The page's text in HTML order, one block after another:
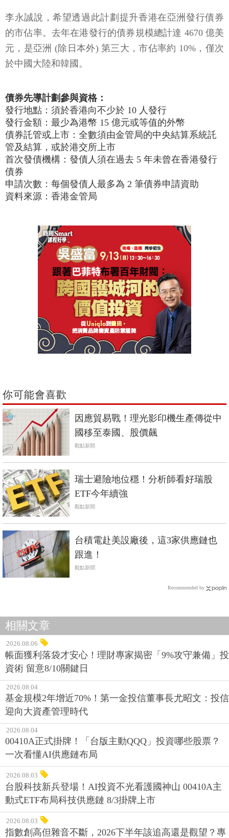
李永誠說，希望透過此計劃提升香港在亞洲發行債券
的市佔率。去年在港發行的債券規模總計達 4670 億美
元，是亞洲 (除日本外) 第三大，市佔率約 10%，僅次
於中國大陸和韓國。
債券先導計劃參與資格：
發行地點：須於香港向不少於 10 人發行
發行金額：最少為港幣 15 億元或等值的外幣
債券託管或上市：全數須由金管局的中央結算系統託
管及結算，或於港交所上市
首次發債機構：發債人須在過去 5 年未曾在香港發行
債券
申請次數：每個發債人最多為 2 筆債券申請資助
資料來源：香港金管局
你可能會喜歡
因應貿易戰！理光影印機生產傳從中
國移至泰國、股價飆
觀點新聞
瑞士避險地位穩！分析師看好瑞股
ETF今年續強
觀點新聞
台積電赴美設廠後，這3家供應鏈也
跟進！
觀點新聞
Recommended by
相關文章
2026.08.06
帳面獲利落袋才安心！理財專家揭密「9%攻守兼備」投
資術 留意8/10關鍵日
2026.08.04
基金規模2年增近70%！第一金投信董事長尤昭文：投信
迎向大資產管理時代
2026.08.04
00410A正式掛牌！「台版主動QQQ」投資哪些股票？
一次看懂AI供應鏈布局
2026.08.03
台股科技新兵登場！AI投資不光看護國神山 00410A主
動式ETF布局科技供應鏈 8/3掛牌上市
2026.08.03
指數創高但雜音不斷，2026下半年該追高還是觀望？專